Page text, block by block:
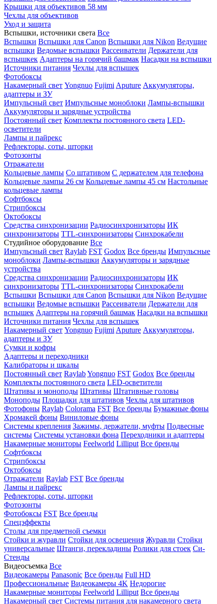
Крышки для объективов 58 мм
Чехлы для объективов
Уход и защита
Вспышки, источники света Все
Вспышки Вспышки для Canon Вспышки для Nikon Ведущие
вспышки Ведомые вспышки Рассеиватели Держатели для
вспышкек Адаптеры на горячий башмак Насадки на вспышки
Источники питания Чехлы для вспышек
Фотобоксы
Накамерный свет Yongnuo Fujimi Aputure Аккумуляторы,
адаптеры и ЗУ
Импульсный свет Импульсные моноблоки Лампы-вспышки
Аккумуляторы и зарядные устройства
Постоянный свет Комплекты постоянного света LED-
осветители
Лампы и пайрекс
Рефлекторы, соты, шторки
Фотозонты
Отражатели
Кольцевые лампы Со штативом С держателем для телефона
Кольцевые лампы 26 см Кольцевые лампы 45 см Настольные
кольцевые лампы
Софтбоксы
Стрипбоксы
Октобоксы
Средства синхронизации Радиосинхронизаторы ИК
синхронизаторы TTL-синхронизаторы Синхрокабели
Студийное оборудование Все
Импульсный свет Raylab FST Godox Все бренды Импульсные
моноблоки Лампы-вспышки Аккумуляторы и зарядные
устройства
Средства синхронизации Радиосинхронизаторы ИК
синхронизаторы TTL-синхронизаторы Синхрокабели
Вспышки Вспышки для Canon Вспышки для Nikon Ведущие
вспышки Ведомые вспышки Рассеиватели Держатели для
вспышек Адаптеры на горячий башмак Насадки на вспышки
Источники питания Чехлы для вспышек
Накамерный свет Yongnuo Fujimi Aputure Аккумуляторы,
адаптеры и ЗУ
Сумки и кофры
Адаптеры и переходники
Калибраторы и шкалы
Постоянный свет RaylabYongnuo FST Godox Все бренды
Комплекты постоянного света LED-осветители
Штативы и моноподы Штативы Штативные головы
Моноподы Площадки для штативов Чехлы для штативов
Фотофоны Raylab Colorama FST Все бренды Бумажные фоны
Хромакей фоны Виниловые фоны
Системы крепления Зажимы, держатели, муфты Подвесные
системы Системы установки фона Переходники и адаптеры
Накамерные мониторы Feelworld Lilliput Все бренды
Софтбоксы
Стрипбоксы
Октобоксы
Отражатели Raylab FST Все бренды
Лампы и пайрекс
Рефлекторы, соты, шторки
Фотозонты
Фотобоксы FST Все бренды
Спецэффекты
Столы для предметной съемки
Стойки и журавли Стойки для освещения Журавли Стойки
универсальные Штанги, перекладины Ролики для стоек Си-
Стенды
Видеосъемка Все
Видеокамеры Panasonic Все бренды Full HD
Профессиональные Видеокамеры 4K Недорогие
Накамерные мониторы Feelworld Lilliput Все бренды
Накамерный свет Системы питания для накамерного света